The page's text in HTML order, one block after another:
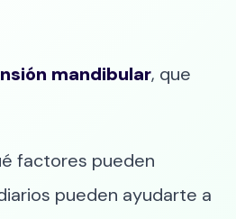
mandibular, que
factores pueden
pueden ayudarte a